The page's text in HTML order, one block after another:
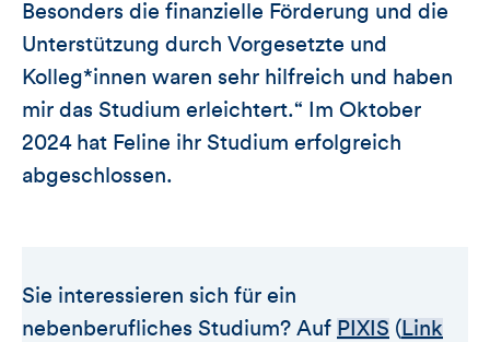
Besonders die finanzielle Förderung und die
Unterstützung durch Vorgesetzte und
Kolleg*innen waren sehr hilfreich und haben
mir das Studium erleichtert.“ Im Oktober
2024 hat Feline ihr Studium erfolgreich
abgeschlossen.
Sie interessieren sich für ein
nebenberufliches Studium? Auf PIXIS ( Link